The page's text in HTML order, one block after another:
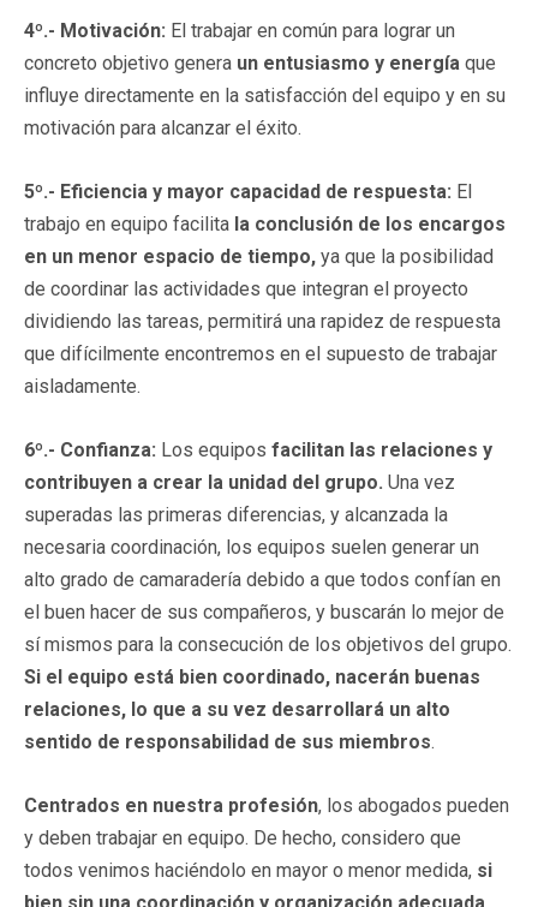
4º.- Motivación: El trabajar en común para lograr un
concreto objetivo genera un entusiasmo y energía que
influye directamente en la satisfacción del equipo y en su
motivación para alcanzar el éxito.
5º.- Eficiencia y mayor capacidad de respuesta: El
trabajo en equipo facilita la conclusión de los encargos
en un menor espacio de tiempo, ya que la posibilidad
de coordinar las actividades que integran el proyecto
dividiendo las tareas, permitirá una rapidez de respuesta
que difícilmente encontremos en el supuesto de trabajar
aisladamente.
6º.- Confianza: Los equipos facilitan las relaciones y
contribuyen a crear la unidad del grupo. Una vez
superadas las primeras diferencias, y alcanzada la
necesaria coordinación, los equipos suelen generar un
alto grado de camaradería debido a que todos confían en
el buen hacer de sus compañeros, y buscarán lo mejor de
sí mismos para la consecución de los objetivos del grupo.
Si el equipo está bien coordinado, nacerán buenas
relaciones, lo que a su vez desarrollará un alto
sentido de responsabilidad de sus miembros.
Centrados en nuestra profesión, los abogados pueden
y deben trabajar en equipo. De hecho, considero que
todos venimos haciéndolo en mayor o menor medida, si